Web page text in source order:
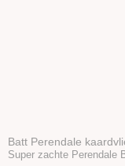
Batt Perendale
Super zachte Perendale